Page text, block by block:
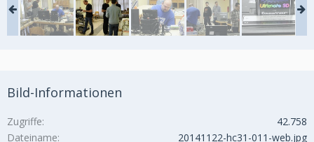
Bild-Informationen
Zugriffe
42.758
Dateiname
20141122-hc31-011-web.jpg